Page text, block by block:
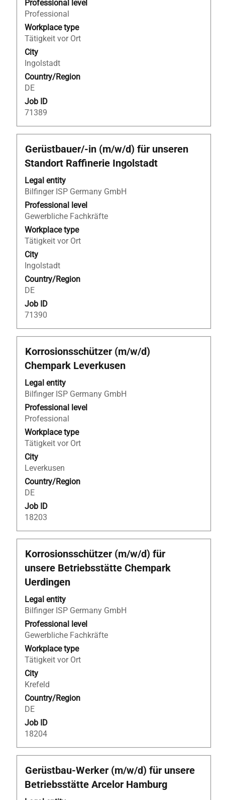
Professional level
Professional
Workplace type
Tätigkeit vor Ort
City
Ingolstadt
Country/Region
DE
Job ID
71389
the
full
contents
of
the
job
information.
Title
Gerüstbauer/-in (m/w/d) für unseren
Standort Raffinerie Ingolstadt
Legal entity
Bilfinger ISP Germany GmbH
Professional level
Gewerbliche Fachkräfte
Workplace type
Tätigkeit vor Ort
City
Ingolstadt
Country/Region
DE
Job ID
71390
Select
with
space
bar
to
view
the
full
contents
of
the
job
information.
Title
Korrosionsschützer (m/w/d)
Chempark Leverkusen
Legal entity
Bilfinger ISP Germany GmbH
Professional level
Professional
Workplace type
Tätigkeit vor Ort
City
Leverkusen
Country/Region
DE
Job ID
18203
Select
with
space
bar
to
view
the
full
contents
of
the
job
information.
Title
Korrosionsschützer (m/w/d) für
unsere Betriebsstätte Chempark
Uerdingen
Legal entity
Bilfinger ISP Germany GmbH
Professional level
Gewerbliche Fachkräfte
Workplace type
Tätigkeit vor Ort
City
Krefeld
Country/Region
DE
Job ID
18204
Select
space
bar
to
view
the
full
contents
of
the
job
information.
Title
Gerüstbau-Werker (m/w/d) für unsere
Betriebsstätte Arcelor Hamburg
Select
with
space